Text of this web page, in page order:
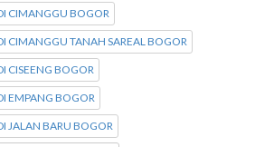
CIMANGGU BOGOR
CIMANGGU TANAH SAREAL BOGOR
CISEENG BOGOR
EMPANG BOGOR
JALAN BARU BOGOR